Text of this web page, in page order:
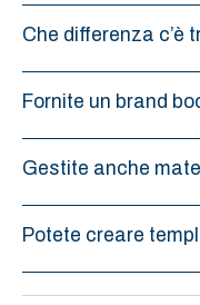
Che differenza c’è
Fornite un brand
Gestite anche
Potete creare